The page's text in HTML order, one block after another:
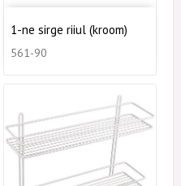
1-ne sirge riiul (kroom)
561-90